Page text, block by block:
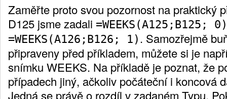
Zaměřte proto svou pozornost na praktický
D125 jsme zadali =WEEKS(A125;B125; 0)
=WEEKS(A126;B126; 1) . Samozřejmě
připraveny před příkladem, můžete si je
snímku WEEKS. Na příkladě je poznat, že
případech jiný, ačkoliv počáteční i koncová
Jedná se právě o rozdíl v zadaném Typu.